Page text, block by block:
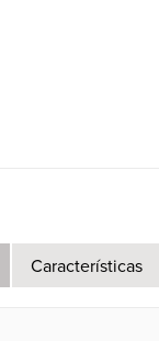
Características